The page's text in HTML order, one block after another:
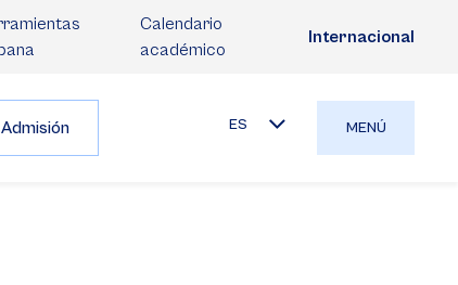
Calendario
académico
Internacional
Admisión ES MENÚ